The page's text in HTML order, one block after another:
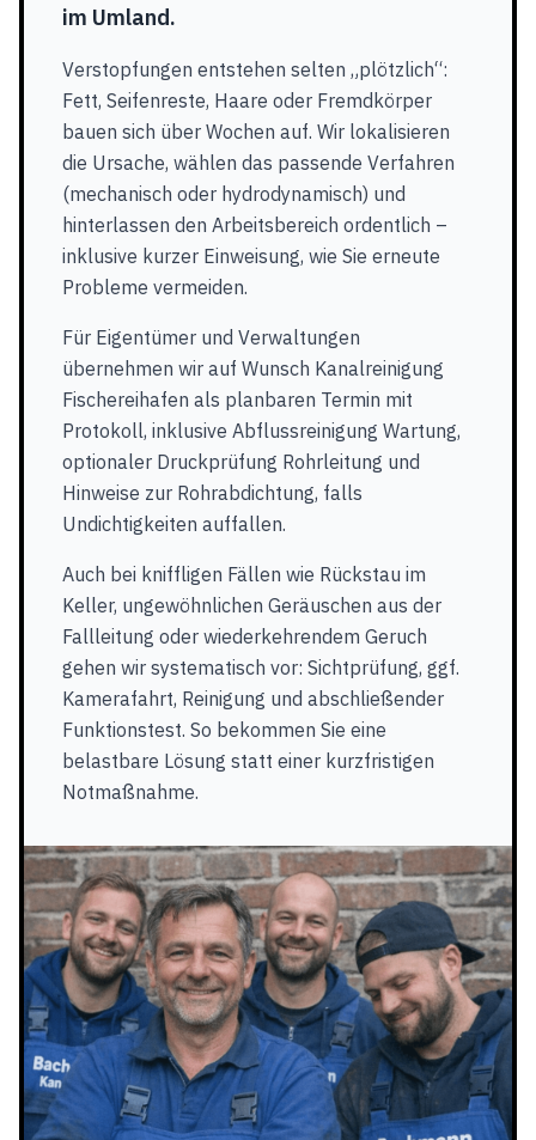
im Umland.
Verstopfungen entstehen selten „plötzlich“:
Fett, Seifenreste, Haare oder Fremdkörper
bauen sich über Wochen auf. Wir lokalisieren
die Ursache, wählen das passende Verfahren
(mechanisch oder hydrodynamisch) und
hinterlassen den Arbeitsbereich ordentlich –
inklusive kurzer Einweisung, wie Sie erneute
Probleme vermeiden.
Für Eigentümer und Verwaltungen
übernehmen wir auf Wunsch Kanalreinigung
Fischereihafen als planbaren Termin mit
Protokoll, inklusive Abflussreinigung Wartung,
optionaler Druckprüfung Rohrleitung und
Hinweise zur Rohrabdichtung, falls
Undichtigkeiten auffallen.
Auch bei kniffligen Fällen wie Rückstau im
Keller, ungewöhnlichen Geräuschen aus der
Fallleitung oder wiederkehrendem Geruch
gehen wir systematisch vor: Sichtprüfung, ggf.
Kamerafahrt, Reinigung und abschließender
Funktionstest. So bekommen Sie eine
belastbare Lösung statt einer kurzfristigen
Notmaßnahme.